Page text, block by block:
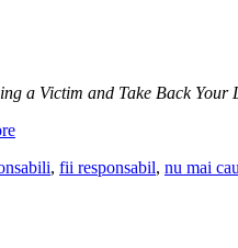
a Victim and Take Back Your
, fii responsabil, nu mai